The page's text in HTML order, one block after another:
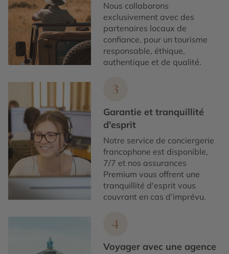
Nous collaborons
exclusivement avec des
partenaires locaux de
confiance, pour un tourisme
responsable, éthique,
authentique et de qualité.
3
Garantie et tranquillité
d'esprit
Notre service de conciergerie
francophone est disponible,
7/7 et nos assurances
Premium vous offrent une
tranquillité d'esprit vous
couvrant en cas d’imprévu.
4
Voyager avec une agence